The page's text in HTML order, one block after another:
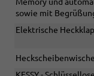
Memory und
sowie mit
Elektrische